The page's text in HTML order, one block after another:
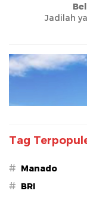
Jadilah
Tag
# Manado
# BRI